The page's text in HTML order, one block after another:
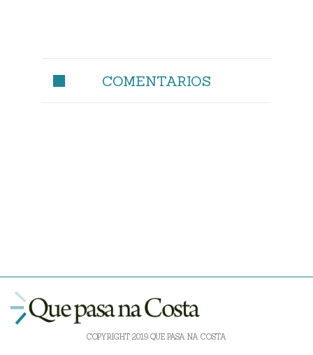
COMENTARIOS
COPYRIGHT 2019 QUE PASA NA COSTA